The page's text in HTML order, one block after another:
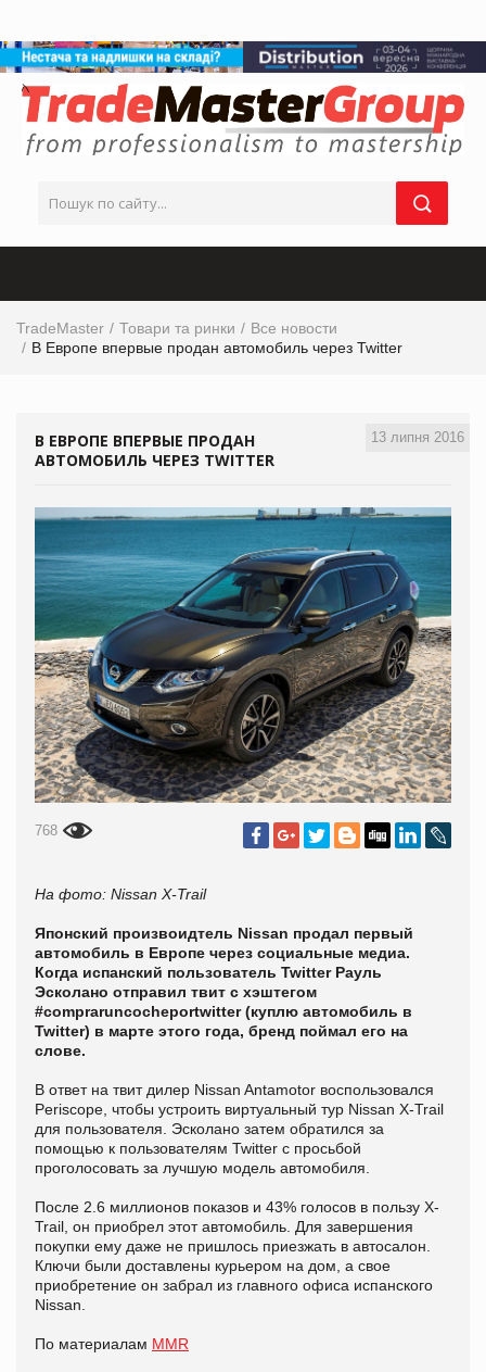
TradeMaster Товари та ринки
Все новости
В Европе впервые продан автомобиль через Twitter
13 липня 2016
В ЕВРОПЕ ВПЕРВЫЕ ПРОДАН
АВТОМОБИЛЬ ЧЕРЕЗ TWITTER
768
На фото: Nissan X-Trail
Японский произвоидтель Nissan продал первый
автомобиль в Европе через социальные медиа.
Когда испанский пользователь Twitter Рауль
Эсколано отправил твит с хэштегом
#compraruncocheportwitter (куплю автомобиль в
Twitter) в марте этого года, бренд поймал его на
слове.
В ответ на твит дилер Nissan Antamotor воспользовался
Periscope, чтобы устроить виртуальный тур Nissan X-Trail
для пользователя. Эсколано затем обратился за
помощью к пользователям Twitter с просьбой
проголосовать за лучшую модель автомобиля.
После 2.6 миллионов показов и 43% голосов в пользу X-
Trail, он приобрел этот автомобиль. Для завершения
покупки ему даже не пришлось приезжать в автосалон.
Ключи были доставлены курьером на дом, а свое
приобретение он забрал из главного офиса испанского
Nissan.
По материалам MMR